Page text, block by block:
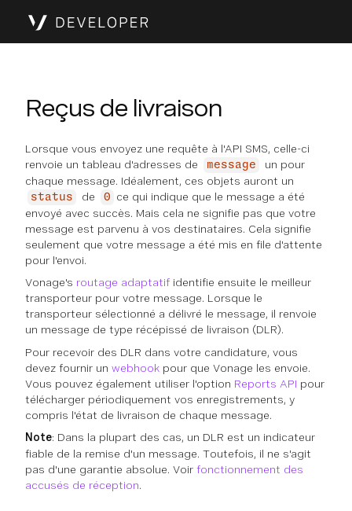
Reçus de livraison
Lorsque vous envoyez une requête à l'API SMS, celle-ci
renvoie un tableau d'adresses de
message
un pour
chaque message. Idéalement, ces objets auront un
status de 0
ce qui indique que le message a été
envoyé avec succès. Mais cela ne signifie pas que votre
message est parvenu à vos destinataires. Cela signifie
seulement que votre message a été mis en file d'attente
pour l'envoi.
Vonage's routage adaptatif identifie ensuite le meilleur
transporteur pour votre message. Lorsque le
transporteur sélectionné a délivré le message, il renvoie
un message de type récépissé de livraison (DLR).
Pour recevoir des DLR dans votre candidature, vous
devez fournir un webhook pour que Vonage les envoie.
Vous pouvez également utiliser l'option Reports API pour
télécharger périodiquement vos enregistrements, y
compris l'état de livraison de chaque message.
Note: Dans la plupart des cas, un DLR est un indicateur
fiable de la remise d'un message. Toutefois, il ne s'agit
pas d'une garantie absolue. Voir fonctionnement des
accusés de réception.